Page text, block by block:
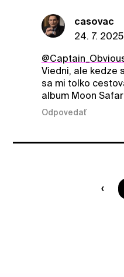
casovac
24. 7.
Viedni, ale kedze
sa mi tolko
album Moon
Odpovedať